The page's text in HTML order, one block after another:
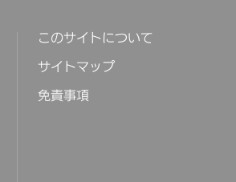
このサイトについて
サイトマップ
免責事項